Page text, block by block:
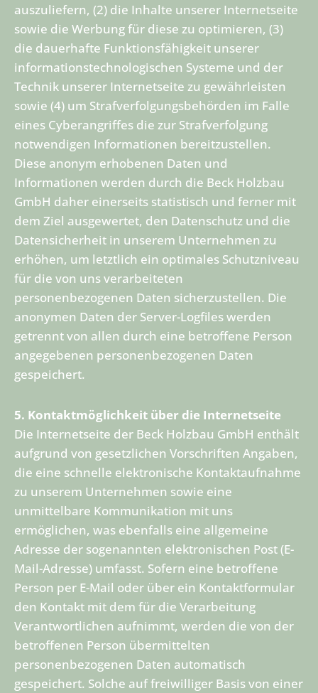
auszuliefern, (2) die Inhalte unserer Internetseite
sowie die Werbung für diese zu optimieren, (3)
die dauerhafte Funktionsfähigkeit unserer
informationstechnologischen Systeme und der
Technik unserer Internetseite zu gewährleisten
sowie (4) um Strafverfolgungsbehörden im Falle
eines Cyberangriffes die zur Strafverfolgung
notwendigen Informationen bereitzustellen.
Diese anonym erhobenen Daten und
Informationen werden durch die Beck Holzbau
GmbH daher einerseits statistisch und ferner mit
dem Ziel ausgewertet, den Datenschutz und die
Datensicherheit in unserem Unternehmen zu
erhöhen, um letztlich ein optimales Schutzniveau
für die von uns verarbeiteten
personenbezogenen Daten sicherzustellen. Die
anonymen Daten der Server-Logfiles werden
getrennt von allen durch eine betroffene Person
angegebenen personenbezogenen Daten
gespeichert.
5. Kontaktmöglichkeit über die Internetseite
Die Internetseite der Beck Holzbau GmbH enthält
aufgrund von gesetzlichen Vorschriften Angaben,
die eine schnelle elektronische Kontaktaufnahme
zu unserem Unternehmen sowie eine
unmittelbare Kommunikation mit uns
ermöglichen, was ebenfalls eine allgemeine
Adresse der sogenannten elektronischen Post (E-
Mail-Adresse) umfasst. Sofern eine betroffene
Person per E-Mail oder über ein Kontaktformular
den Kontakt mit dem für die Verarbeitung
Verantwortlichen aufnimmt, werden die von der
betroffenen Person übermittelten
personenbezogenen Daten automatisch
gespeichert. Solche auf freiwilliger Basis von einer